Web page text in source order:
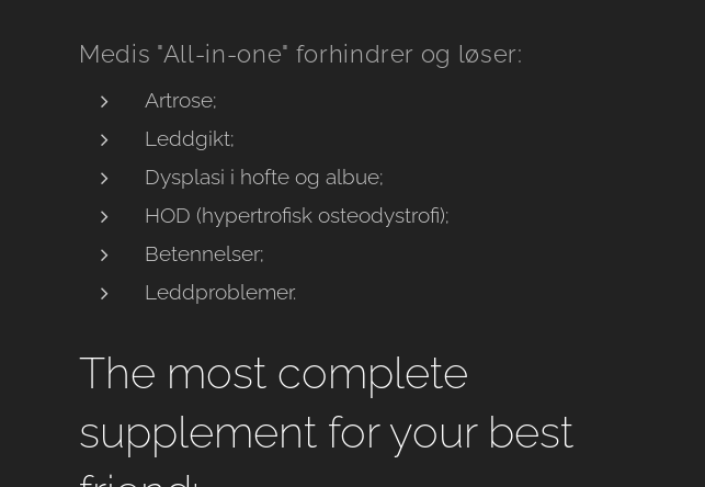
Medis "All-in-one" forhindrer og løser:
Artrose;
Leddgikt;
Dysplasi i hofte og albue;
HOD (hypertrofisk osteodystrofi);
Betennelser;
Leddproblemer.
The most complete
supplement for your best